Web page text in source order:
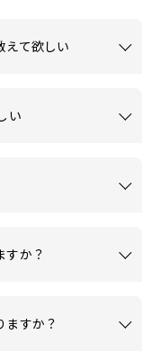
えて欲しい
い
すか？
ますか？